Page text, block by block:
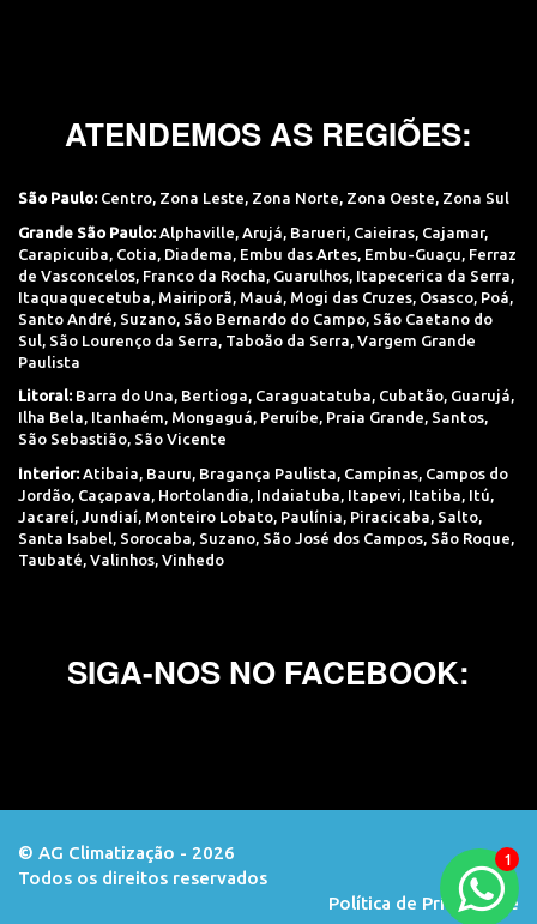
ATENDEMOS AS REGIÕES:
São Paulo: Centro, Zona Leste, Zona Norte, Zona Oeste, Zona Sul
Grande São Paulo: Alphaville Arujá Barueri Caieiras Cajamar,
Carapicuiba Cotia Diadema Embu das Artes Embu-Guaçu Ferraz
de Vasconcelos Franco da Rocha Guarulhos Itapecerica da Serra
Itaquaquecetuba Mairiporã Mauá Mogi das Cruzes Osasco Poá
Santo André Suzano São Bernardo do Campo São Caetano do
Sul São Lourenço da Serra Taboão da Serra Vargem Grande
Paulista
Litoral: Barra do Una, Bertioga, Caraguatatuba, Cubatão, Guarujá,
Ilha Bela, Itanhaém, Mongaguá, Peruíbe, Praia Grande, Santos,
São Sebastião, São Vicente
Interior: Atibaia Bauru Bragança Paulista Campinas Campos do
Jordão Caçapava Hortolandia Indaiatuba Itapevi Itatiba Itú
Jacareí
Jundiaí Monteiro Lobato Paulínia Piracicaba Salto
Santa Isabel Sorocaba Suzano São José dos Campos São Roque
Taubaté Valinhos Vinhedo
SIGA-NOS NO FACEBOOK:
© AG Climatização - 2026
Todos os direitos reservados
Política de Privacidade
Orçamento